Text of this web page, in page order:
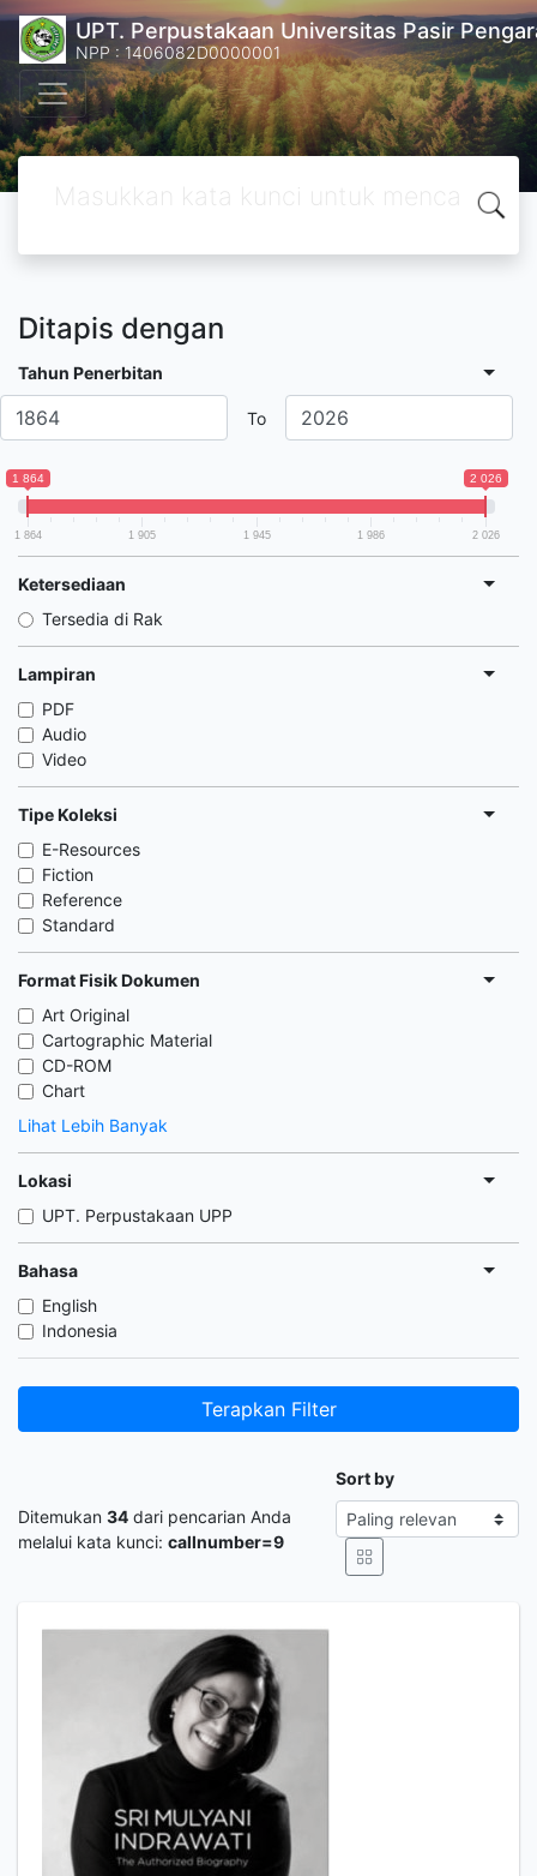
UPT. Perpustakaan Universitas Pasir
NPP : 1406082D0000001
Ditapis dengan
Tahun Penerbitan
To
1 864 2 026
1 864 1 905 1 945 1 986 2 026
Ketersediaan
Tersedia di Rak
Lampiran
PDF
Audio
Video
Tipe Koleksi
E-Resources
Fiction
Reference
Standard
Format Fisik Dokumen
Art Original
Cartographic Material
CD-ROM
Chart
Lihat Lebih Banyak
Lokasi
UPT. Perpustakaan UPP
Bahasa
English
Indonesia
Terapkan Filter
Ditemukan 34 dari pencarian Anda
melalui kata kunci: callnumber=9
Sort by